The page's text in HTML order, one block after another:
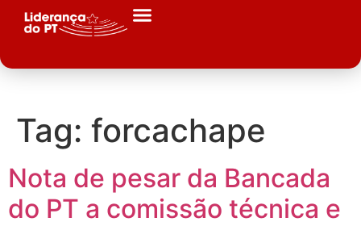
Tag: forcachape
Nota de pesar da Bancada
do PT a comissão técnica e